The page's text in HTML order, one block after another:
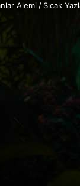
Alemi / Sıcak